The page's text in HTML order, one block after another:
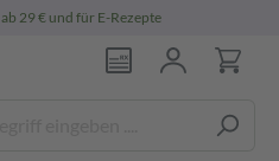
ab 29 € und für E-Rezepte